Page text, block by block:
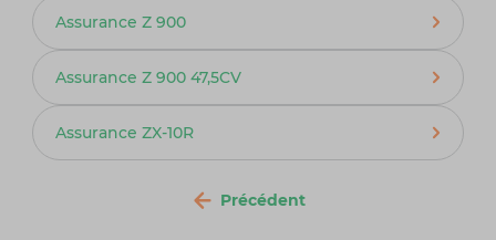
Assurance Z 900
Assurance Z 900 47,5CV
Assurance ZX-10R
Précédent